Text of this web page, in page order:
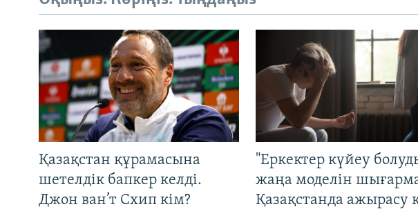
Қазақстан құрамасына
шетелдік бапкер келді.
Джон ван’т Схип кім?
"Еркектер күйеу
жаңа моделін
Қазақстанда ажырасу